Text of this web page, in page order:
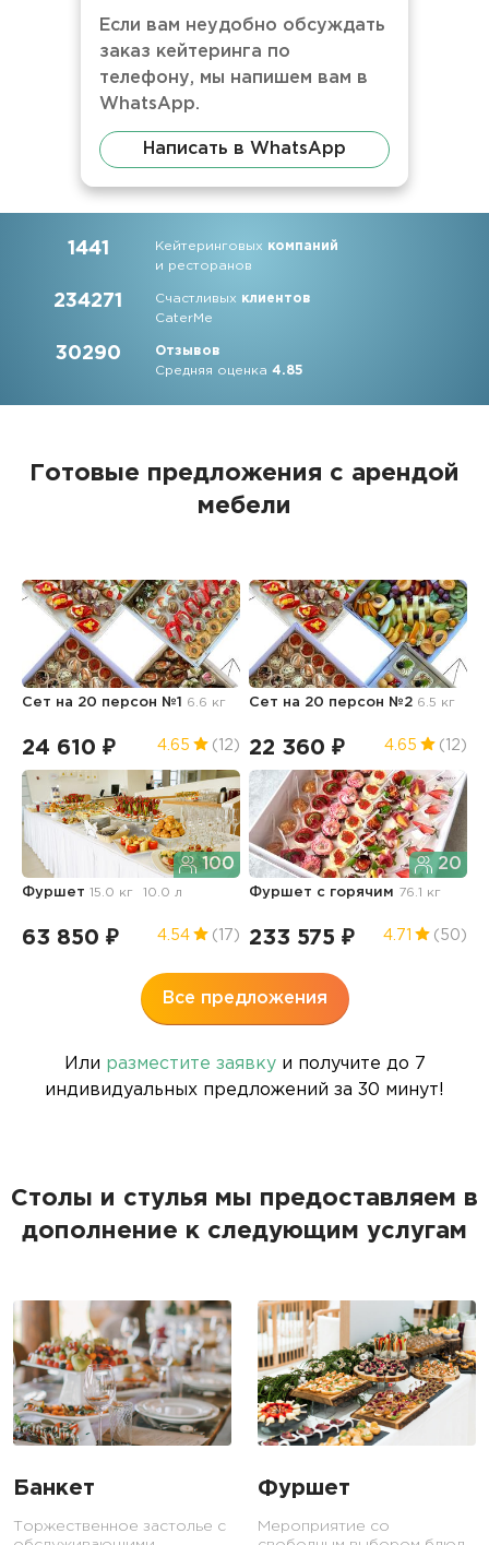
Если вам неудобно обсуждать
заказ кейтеринга по
телефону, мы напишем вам в
WhatsApp.
Написать в WhatsApp
1441 Кейтеринговых компаний
и ресторанов
234271 Счастливых клиентов
CaterMe
30290
Отзывов
Средняя оценка4.85
Готовые предложения с арендой
мебели
Сет на 20 персон №1 6.6 кг
24 610 ₽ 4.65 (12)
Сет на 20 персон №2 6.5 кг
22 360 ₽ 4.65 (12)
100
Фуршет15.0 кг 10.0 л
63 850 ₽ 4.54 (17)
20
Фуршет с горячим 76.1 кг
233 575 ₽ 4.71 (50)
Все предложения
Или разместите заявкуи получите до 7
индивидуальных предложений за 30 минут!
Столы и стулья мы предоставляем в
дополнение к следующим услугам
Банкет
Торжественное застолье с
Фуршет
Мероприятие со